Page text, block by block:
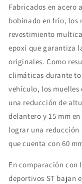
Fabricados en acero
bobinado en frío, los
revestimiento
epoxi que garantiza
originales. Como
climáticas durante
vehículo, los muelles
una reducción de
delantero y 15 mm
lograr una reducción
que cuenta con 60
En comparación con
deportivos ST bajan